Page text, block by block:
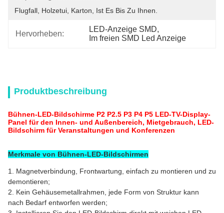
Flugfall, Holzetui, Karton, Ist Es Bis Zu Ihnen.
Hervorheben:
LED-Anzeige SMD,
Im freien SMD Led Anzeige
Produktbeschreibung
Bühnen-LED-Bildschirme P2 P2.5 P3 P4 P5 LED-TV-Display-
Panel für den Innen- und Außenbereich, Mietgebrauch, LED-
Bildschirm für Veranstaltungen und Konferenzen
Merkmale von Bühnen-LED-Bildschirmen
1. Magnetverbindung, Frontwartung, einfach zu montieren und zu
demontieren;
2. Kein Gehäusemetallrahmen, jede Form von Struktur kann
nach Bedarf entworfen werden;